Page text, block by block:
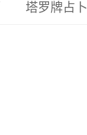
塔罗牌占卜